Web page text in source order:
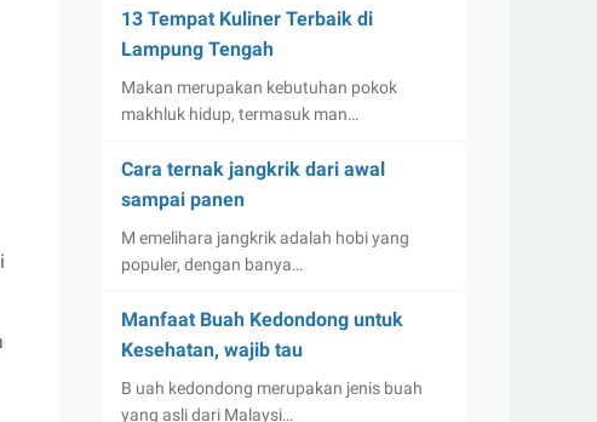
13 Tempat Kuliner Terbaik di
Lampung Tengah
Makan merupakan kebutuhan pokok
makhluk hidup, termasuk man…
Cara ternak jangkrik dari awal
sampai panen
M emelihara jangkrik adalah hobi yang
populer, dengan banya…
Manfaat Buah Kedondong untuk
Kesehatan, wajib tau
B uah kedondong merupakan jenis buah
yang asli dari Malaysi…